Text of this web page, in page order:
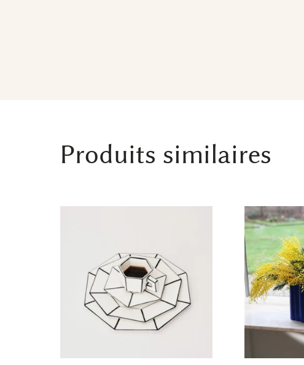
Produits similaires